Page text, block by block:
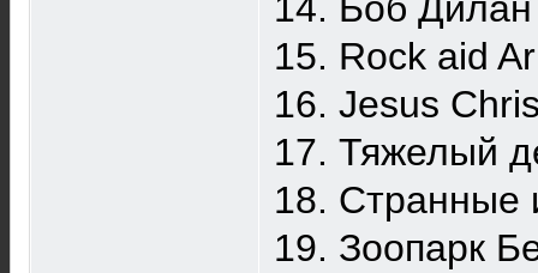
15. Rock aid
16. Jesus
17. Тяжелый
18. Странные
19. Зоопарк